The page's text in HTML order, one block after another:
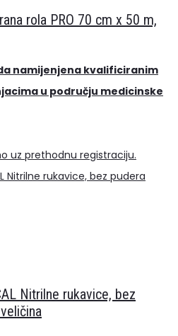
rola PRO 70 cm x 50 m,
namijenjena kvalificiranim
u području medicinske
uz prethodnu registraciju.
Nitrilne rukavice, bez